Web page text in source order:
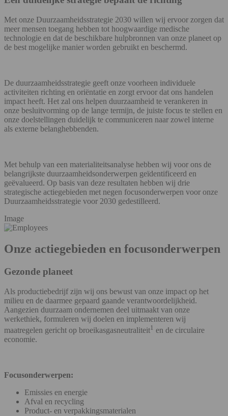
Met onze Duurzaamheidsstrategie 2030 willen wij ervoor zorgen dat
meer mensen toegang hebben tot hoogwaardige medische
technologie en dat de beschikbare hulpbronnen van onze planeet op
de best mogelijke manier worden gebruikt en beschermd.
De duurzaamheidsstrategie geeft onze voorheen individuele
activiteiten richting en oriëntatie en zorgt ervoor dat ons handelen
impact heeft. Het zal ons helpen duurzaamheid te verankeren in
onze besluitvorming op de lange termijn, de juiste focus te stellen en
onze doelstellingen duidelijk te communiceren naar zowel interne
als externe belanghebbenden.
Met behulp van een materialiteitsanalyse hebben wij voor ons de
belangrijkste duurzaamheidsonderwerpen geïdentificeerd en
geëvalueerd. Op basis van deze resultaten hebben wij drie
strategische actiegebieden met negen focusonderwerpen voor onze
Duurzaamheidsstrategie voor 2030 gedestilleerd.
Image
Onze actiegebieden en focusonderwerpen
Gezonde planeet
Als productiebedrijf zijn wij ons bewust van onze impact op het
milieu en de daarmee gepaard gaande verantwoordelijkheid.
Aangezien duurzaam ondernemen deel uitmaakt van onze
werkethiek, formuleren wij doelen en implementeren wij
maatregelen gericht op broeikasgasneutraliteit1 en de circulaire
economie.
Focusonderwerpen:
Emissies en energie
Afval en recycling
Product- en verpakkingsmaterialen